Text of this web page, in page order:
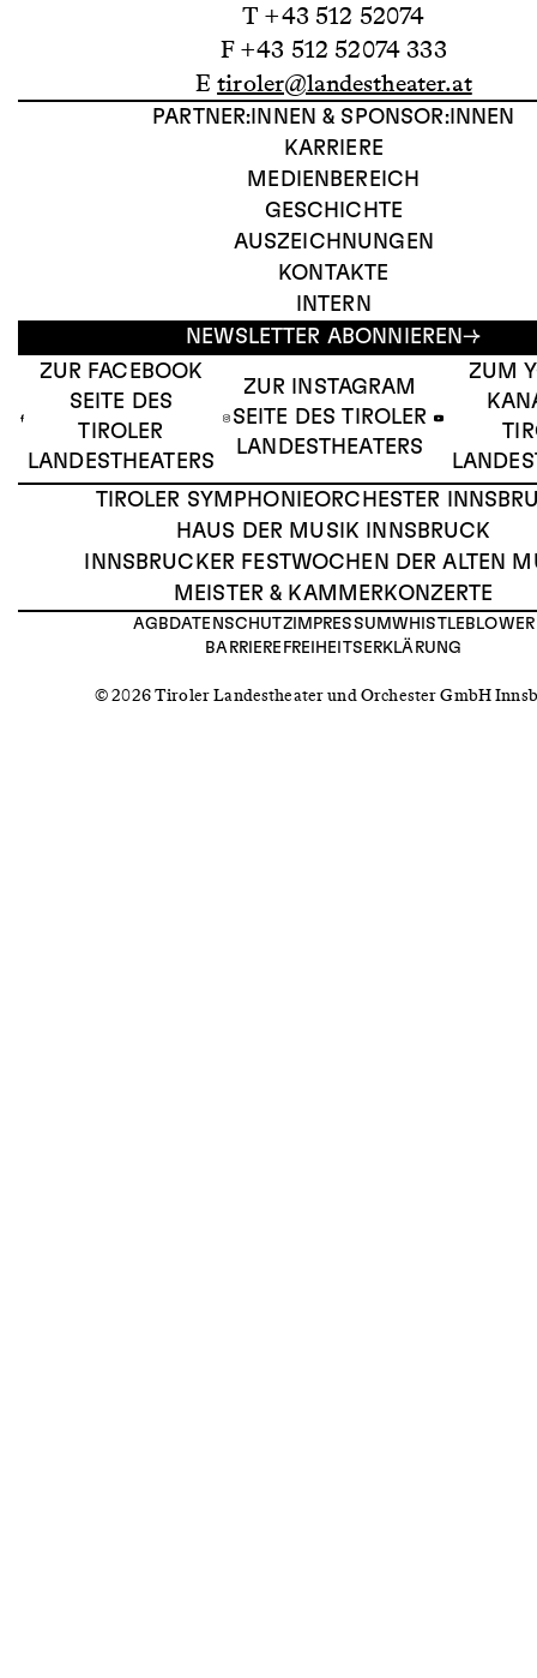
T +43 512 52074
F +43 512 52074 333
Etiroler@landestheater.at
PARTNER:INNEN & SPONSOR:INNEN
KARRIERE
MEDIENBEREICH
GESCHICHTE
AUSZEICHNUNGEN
KONTAKTE
INTERN
NEWSLETTER ABONNIEREN
ZUR FACEBOOK
SEITE DES
TIROLER
LANDESTHEATERS
ZUR INSTAGRAM
SEITE DES TIROLER
LANDESTHEATERS
ZUM
TIROLER SYMPHONIEORCHESTER
HAUS DER MUSIK INNSBRUCK
INNSBRUCKER FESTWOCHEN DER ALTEN
MEISTER & KAMMERKONZERTE
AGB DATENSCHUTZIMPRESSUMWHISTLEBLOWER
BARRIEREFREIHEITSERKLÄRUNG
© 2026 Tiroler Landestheater und Orchester GmbH